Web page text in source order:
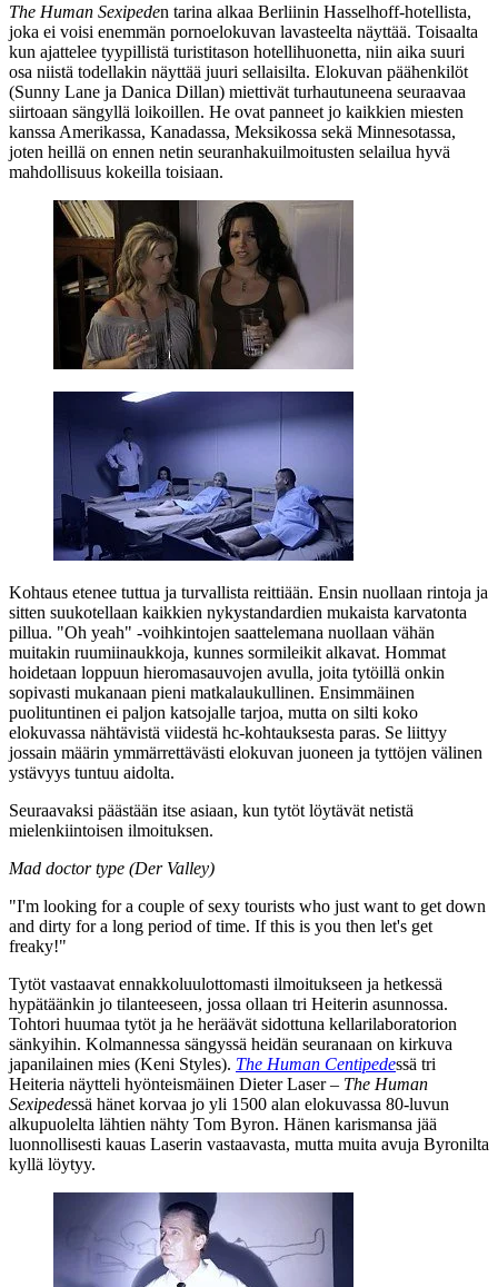
The Human Sexipeden tarina alkaa Berliinin Hasselhoff-hotellista,
joka ei voisi enemmän pornoelokuvan lavasteelta näyttää. Toisaalta
kun ajattelee tyypillistä turistitason hotellihuonetta, niin aika suuri
osa niistä todellakin näyttää juuri sellaisilta. Elokuvan päähenkilöt
(Sunny Lane ja Danica Dillan) miettivät turhautuneena seuraavaa
siirtoaan sängyllä loikoillen. He ovat panneet jo kaikkien miesten
kanssa Amerikassa, Kanadassa, Meksikossa sekä Minnesotassa,
joten heillä on ennen netin seuranhakuilmoitusten selailua hyvä
mahdollisuus kokeilla toisiaan.
Kohtaus etenee tuttua ja turvallista reittiään. Ensin nuollaan rintoja ja
sitten suukotellaan kaikkien nykystandardien mukaista karvatonta
pillua. "Oh yeah" ‑voihkintojen saattelemana nuollaan vähän
muitakin ruumiinaukkoja, kunnes sormileikit alkavat. Hommat
hoidetaan loppuun hieromasauvojen avulla, joita tytöillä onkin
sopivasti mukanaan pieni matkalaukullinen. Ensimmäinen
puolituntinen ei paljon katsojalle tarjoa, mutta on silti koko
elokuvassa nähtävistä viidestä hc‑kohtauksesta paras. Se liittyy
jossain määrin ymmärrettävästi elokuvan juoneen ja tyttöjen välinen
ystävyys tuntuu aidolta.
Seuraavaksi päästään itse asiaan, kun tytöt löytävät netistä
mielenkiintoisen ilmoituksen.
Mad doctor type (Der Valley)
"I'm looking for a couple of sexy tourists who just want to get down
and dirty for a long period of time. If this is you then let's get
freaky!"
Tytöt vastaavat ennakkoluulottomasti ilmoitukseen ja hetkessä
hypätäänkin jo tilanteeseen, jossa ollaan tri Heiterin asunnossa.
Tohtori huumaa tytöt ja he heräävät sidottuna kellarilaboratorion
sänkyihin. Kolmannessa sängyssä heidän seuranaan on kirkuva
japanilainen mies (Keni Styles). The Human Centipedessä tri
Heiteria näytteli hyönteismäinen Dieter Laser– The Human
Sexipedessä hänet korvaa jo yli 1500 alan elokuvassa 80‑luvun
alkupuolelta lähtien nähty Tom Byron. Hänen karismansa jää
luonnollisesti kauas Laserin vastaavasta, mutta muita avuja Byronilta
kyllä löytyy.